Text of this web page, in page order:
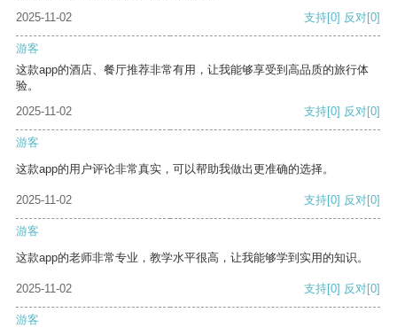
2025-11-02
支持[0] 反对[0]
游客
这款app的酒店、餐厅推荐非常有用，让我能够享受到高品质的旅行体
验。
2025-11-02
支持[0] 反对[0]
游客
这款app的用户评论非常真实，可以帮助我做出更准确的选择。
2025-11-02 支持[0] 反对[0]
游客
这款app的老师非常专业，教学水平很高，让我能够学到实用的知识。
2025-11-02 支持[0] 反对[0]
游客